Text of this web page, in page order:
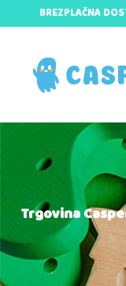
BREZPLAČNA
Trgovina